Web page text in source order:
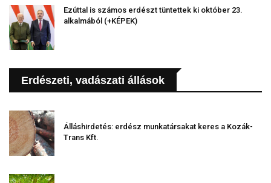
Ezúttal is számos erdészt tüntettek ki október 23.
alkalmából (+KÉPEK)
Erdészeti, vadászati állások
Álláshirdetés: erdész munkatársakat keres a Kozák-
Trans Kft.